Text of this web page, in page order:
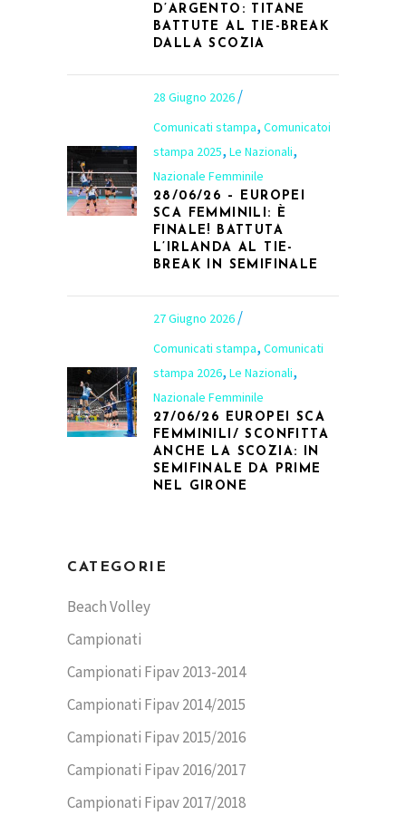
D’ARGENTO: TITANE
BATTUTE AL TIE-BREAK
DALLA SCOZIA
28 Giugno 2026
Comunicati stampa, Comunicatoi
stampa 2025, Le Nazionali,
Nazionale Femminile
28/06/26 – EUROPEI
SCA FEMMINILI: È
FINALE! BATTUTA
L’IRLANDA AL TIE-
BREAK IN SEMIFINALE
27 Giugno 2026
Comunicati stampa, Comunicati
stampa 2026, Le Nazionali,
Nazionale Femminile
27/06/26 EUROPEI SCA
FEMMINILI/ SCONFITTA
ANCHE LA SCOZIA: IN
SEMIFINALE DA PRIME
NEL GIRONE
CATEGORIE
Beach Volley
Campionati
Campionati Fipav 2013-2014
Campionati Fipav 2014/2015
Campionati Fipav 2015/2016
Campionati Fipav 2016/2017
Campionati Fipav 2017/2018